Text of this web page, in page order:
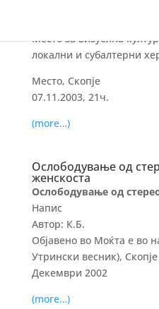
Место за визуелна
локални и субалтерни
Место, Скопје
07.11.2003, 21ч.
(more…)
Ослободување од
женскоста
Ослободување од
Напис
Автор: К.Б.
Објавено во Моќта е во
Утрински весник), Скопје
Декември 2002
(more…)